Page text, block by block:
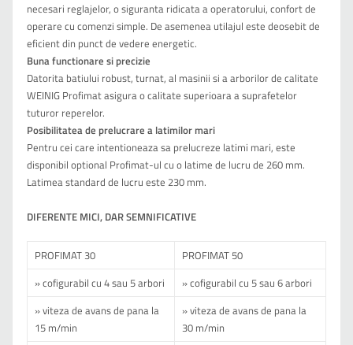
necesari reglajelor, o siguranta ridicata a operatorului, confort de
operare cu comenzi simple. De asemenea utilajul este deosebit de
eficient din punct de vedere energetic.
Buna functionare si precizie
Datorita batiului robust, turnat, al masinii si a arborilor de calitate
WEINIG Profimat asigura o calitate superioara a suprafetelor
tuturor reperelor.
Posibilitatea de prelucrare a latimilor mari
Pentru cei care intentioneaza sa prelucreze latimi mari, este
disponibil optional Profimat-ul cu o latime de lucru de 260 mm.
Latimea standard de lucru este 230 mm.
DIFERENTE MICI, DAR SEMNIFICATIVE
PROFIMAT 30
PROFIMAT 50
» cofigurabil cu 4 sau 5 arbori
» cofigurabil cu 5 sau 6 arbori
» viteza de avans de pana la
15 m/min
» viteza de avans de pana la
30 m/min